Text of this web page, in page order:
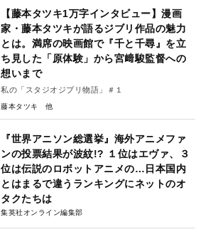
【藤本タツキ1万字インタビュー】漫画
家・藤本タツキが語るジブリ作品の魅力
とは。満席の映画館で『千と千尋』を立
ち見した「原体験」から宮﨑駿監督への
想いまで
私の「スタジオジブリ物語」＃１
藤本タツキ
『世界アニソン総選挙』海外アニメファ
ンの投票結果が波紋!? １位はエヴァ、３
位は伝説のロボットアニメの…日本国内
とはまるで違うランキングにネットのオ
タクたちは
集英社オンライン編集部